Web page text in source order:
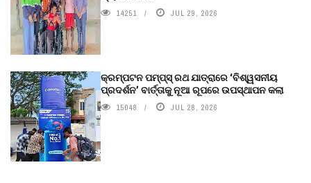
14251 JUL 29, 2026
କ୍ରମ୍ପଟନ ପମ୍ପ୍‌ସ୍‌ ରଥ ଯାତ୍ରାରେ ‘ବିଶ୍ୱସନୀୟ
ପ୍ରଦର୍ଶନ’ ବାର୍ତ୍ତାକୁ ନୂଆ ରୂପରେ ଉପସ୍ଥାପନ କଲା
15048 JUL 28, 2026